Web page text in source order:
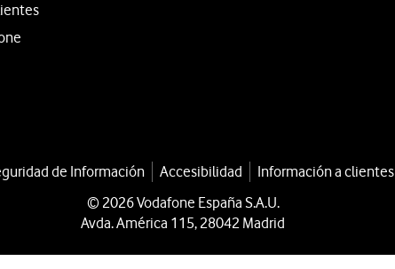
de Información Accesibilidad Información a clientes
© 2026 Vodafone España S.A.U.
Avda. América 115, 28042 Madrid